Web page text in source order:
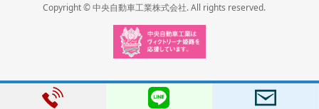
Copyright © 中央自動車工業株式会社. All rights reserved.